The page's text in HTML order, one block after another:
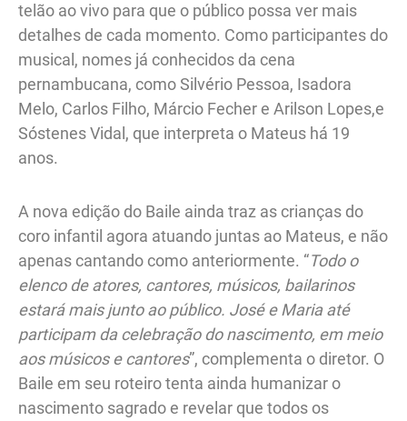
telão ao vivo para que o público possa ver mais
detalhes de cada momento. Como participantes do
musical, nomes já conhecidos da cena
pernambucana, como Silvério Pessoa, Isadora
Melo, Carlos Filho, Márcio Fecher e Arilson Lopes,e
Sóstenes Vidal, que interpreta o Mateus há 19
anos.
A nova edição do Baile ainda traz as crianças do
coro infantil agora atuando juntas ao Mateus, e não
apenas cantando como anteriormente. “Todo o
elenco de atores, cantores, músicos, bailarinos
estará mais junto ao público. José e Maria até
participam da celebração do nascimento, em meio
aos músicos e cantores”, complementa o diretor. O
Baile em seu roteiro tenta ainda humanizar o
nascimento sagrado e revelar que todos os